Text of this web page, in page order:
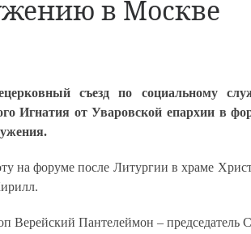
в Москве
съезд по социальному
Игнатия от Уваровской епархии в
на форуме после Литургии в храме
Верейский Пантелеймон – председатель